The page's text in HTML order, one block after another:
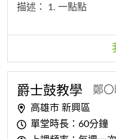
描述： 1. 一點點
爵士鼓教學 鄭
高雄市 新興區
單堂時長：60分鐘